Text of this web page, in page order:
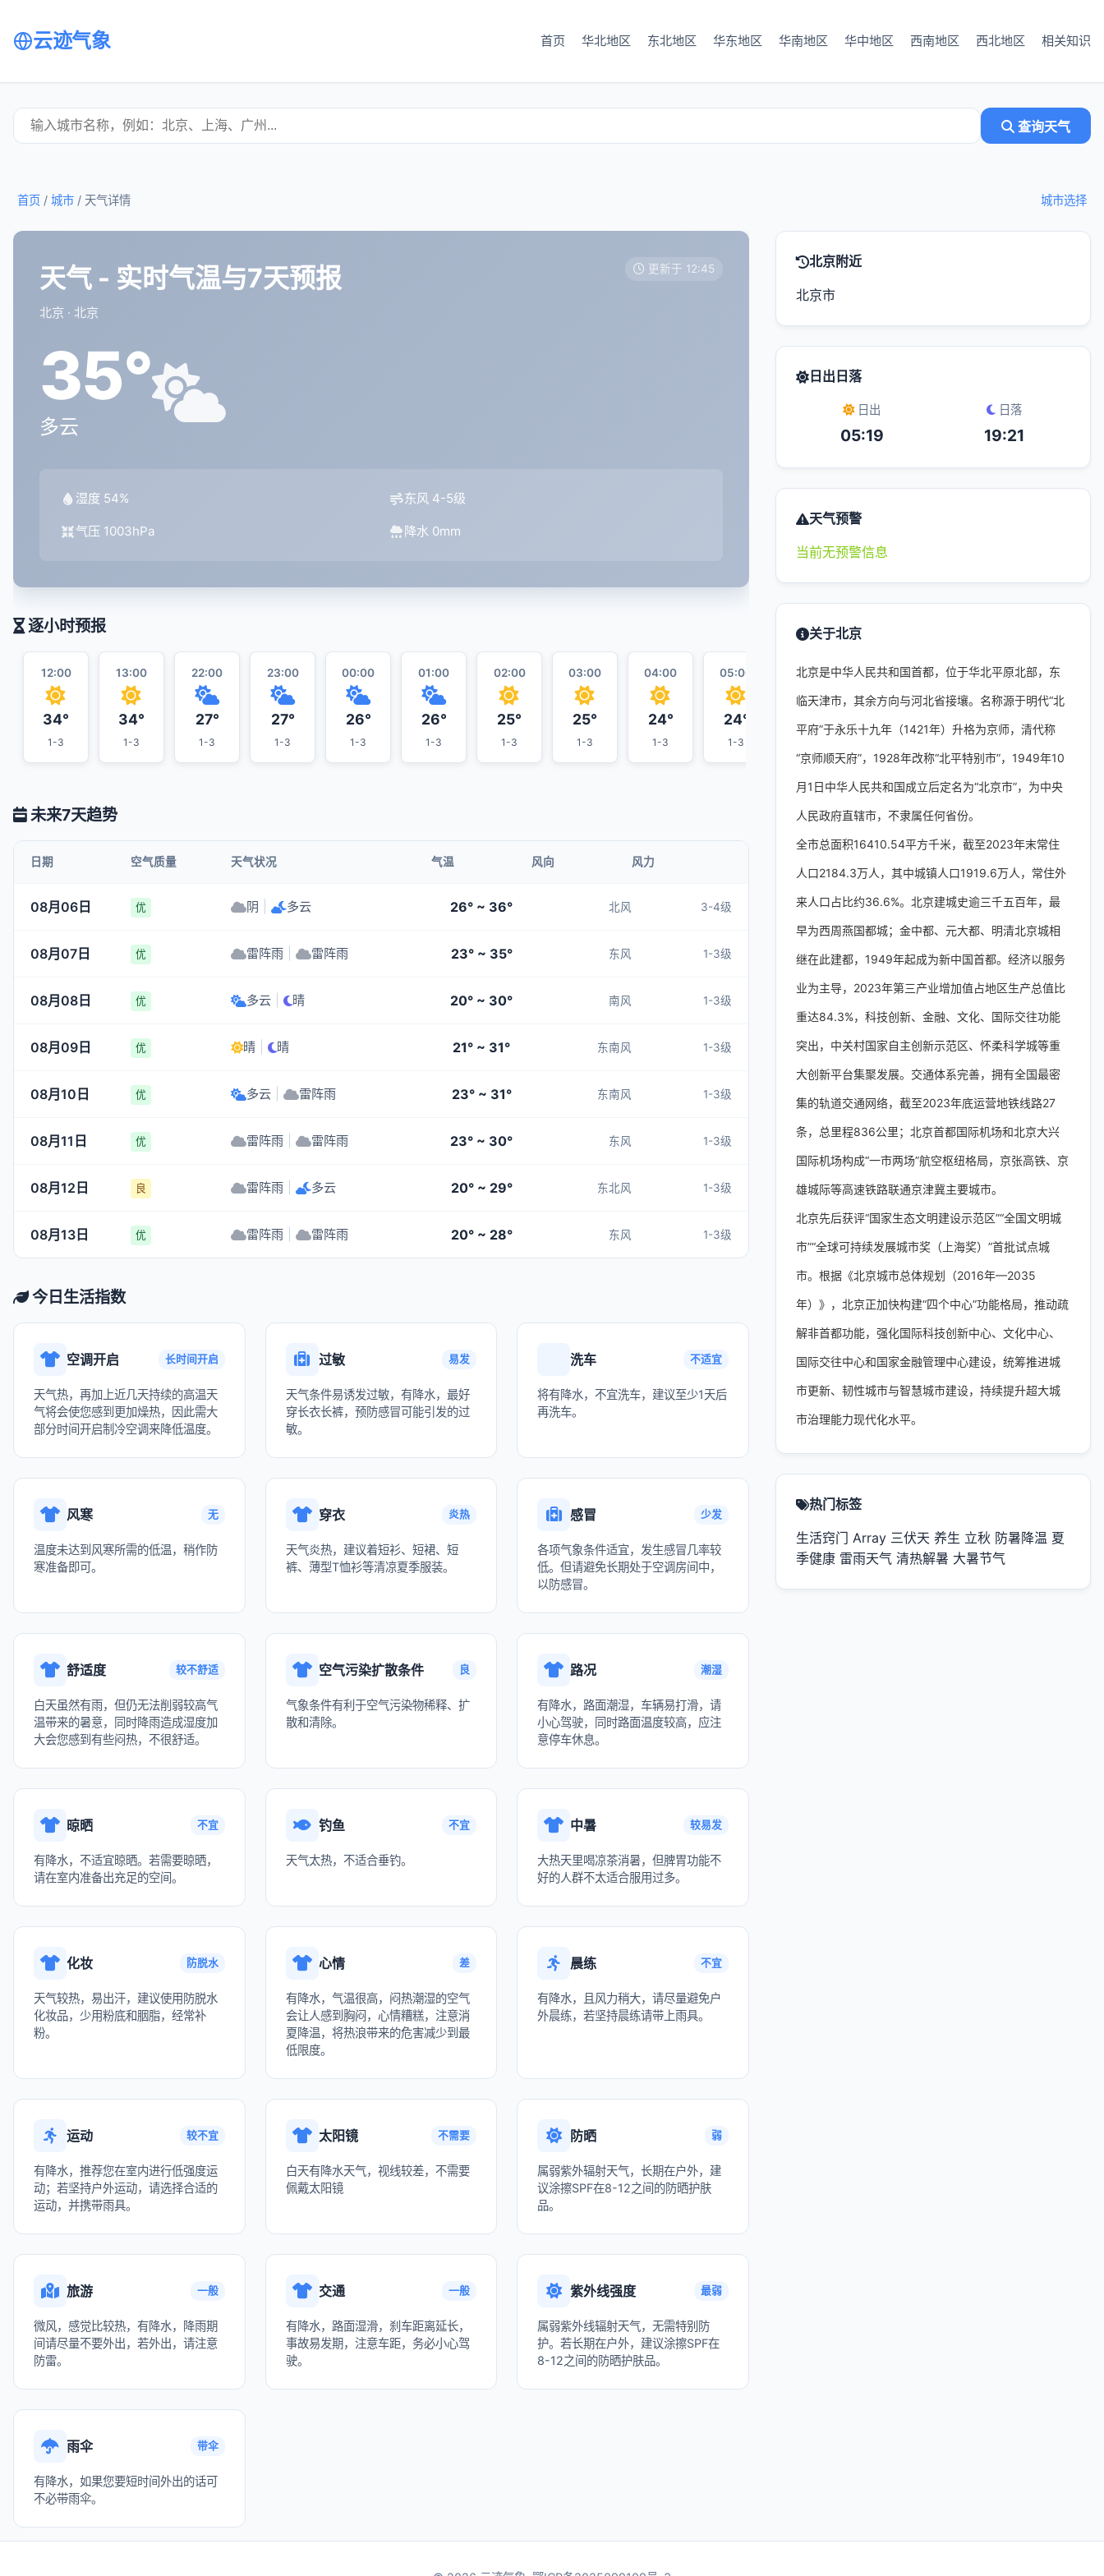
云迹气象 首页 华北地区 东北地区 华东地区 华南地区 华中地区 西南地区 西北地区 相关知识
查询天气
城市选择
首页 / 城市 / 天气详情
天气 - 实时气温与7天预报
北京 · 北京
更新于 12:45
35°
多云
湿度 54% 东风 4-5级
气压 1003hPa 降水 0mm
逐小时预报
12:00
34°
1-3
13:00
34°
1-3
22:00
27°
1-3
23:00
27°
1-3
00:00
26°
1-3
01:00
26°
1-3
02:00
25°
1-3
03:00
25°
1-3
04:00
24°
1-3
05:00
24°
1-3
06:00 07:00 14:00 08:00
未来7天趋势
日期 空气质量 天气状况 气温 风向 风力
08月06日 优 阴 多云 26° ~ 36° 北风 3-4级
08月07日 优 雷阵雨 雷阵雨 23° ~ 35° 东风 1-3级
08月08日 优 多云 晴 20° ~ 30° 南风 1-3级
08月09日 优 晴 晴 21° ~ 31° 东南风 1-3级
08月10日 优 多云 雷阵雨 23° ~ 31° 东南风 1-3级
08月11日 优 雷阵雨 雷阵雨 23° ~ 30° 东风 1-3级
08月12日 良 雷阵雨 多云 20° ~ 29° 东北风 1-3级
08月13日 优 雷阵雨 雷阵雨 20° ~ 28° 东风 1-3级
今日生活指数
空调开启 长时间开启
天气热，再加上近几天持续的高温天
气将会使您感到更加燥热，因此需大
部分时间开启制冷空调来降低温度。
过敏 易发
天气条件易诱发过敏，有降水，最好
穿长衣长裤，预防感冒可能引发的过
敏。
洗车 不适宜
将有降水，不宜洗车，建议至少1天后
再洗车。
风寒 无
温度未达到风寒所需的低温，稍作防
寒准备即可。
穿衣 炎热
天气炎热，建议着短衫、短裙、短
裤、薄型T恤衫等清凉夏季服装。
感冒 少发
各项气象条件适宜，发生感冒几率较
低。但请避免长期处于空调房间中，
以防感冒。
舒适度 较不舒适
白天虽然有雨，但仍无法削弱较高气
温带来的暑意，同时降雨造成湿度加
大会您感到有些闷热，不很舒适。
空气污染扩散条件 良
气象条件有利于空气污染物稀释、扩
散和清除。
路况 潮湿
有降水，路面潮湿，车辆易打滑，请
小心驾驶，同时路面温度较高，应注
意停车休息。
晾晒 不宜
有降水，不适宜晾晒。若需要晾晒，
请在室内准备出充足的空间。
钓鱼 不宜
天气太热，不适合垂钓。
中暑 较易发
大热天里喝凉茶消暑，但脾胃功能不
好的人群不太适合服用过多。
化妆 防脱水
天气较热，易出汗，建议使用防脱水
化妆品，少用粉底和胭脂，经常补
粉。
心情 差
有降水，气温很高，闷热潮湿的空气
会让人感到胸闷，心情糟糕，注意消
夏降温，将热浪带来的危害减少到最
低限度。
晨练 不宜
有降水，且风力稍大，请尽量避免户
外晨练，若坚持晨练请带上雨具。
运动 较不宜
有降水，推荐您在室内进行低强度运
动；若坚持户外运动，请选择合适的
运动，并携带雨具。
太阳镜 不需要
白天有降水天气，视线较差，不需要
佩戴太阳镜
防晒 弱
属弱紫外辐射天气，长期在户外，建
议涂擦SPF在8-12之间的防晒护肤
品。
旅游 一般
微风，感觉比较热，有降水，降雨期
间请尽量不要外出，若外出，请注意
防雷。
交通 一般
有降水，路面湿滑，刹车距离延长，
事故易发期，注意车距，务必小心驾
驶。
紫外线强度 最弱
属弱紫外线辐射天气，无需特别防
护。若长期在户外，建议涂擦SPF在
8-12之间的防晒护肤品。
雨伞 带伞
有降水，如果您要短时间外出的话可
不必带雨伞。
北京附近
北京市
日出日落
日出
05:19
日落
19:21
天气预警
当前无预警信息
关于北京
北京是中华人民共和国首都，位于华北平原北部，东
临天津市，其余方向与河北省接壤。名称源于明代“北
平府”于永乐十九年（1421年）升格为京师，清代称
“京师顺天府”，1928年改称“北平特别市”，1949年10
月1日中华人民共和国成立后定名为“北京市”，为中央
人民政府直辖市，不隶属任何省份。
全市总面积16410.54平方千米，截至2023年末常住
人口2184.3万人，其中城镇人口1919.6万人，常住外
来人口占比约36.6%。北京建城史逾三千五百年，最
早为西周燕国都城；金中都、元大都、明清北京城相
继在此建都，1949年起成为新中国首都。经济以服务
业为主导，2023年第三产业增加值占地区生产总值比
重达84.3%，科技创新、金融、文化、国际交往功能
突出，中关村国家自主创新示范区、怀柔科学城等重
大创新平台集聚发展。交通体系完善，拥有全国最密
集的轨道交通网络，截至2023年底运营地铁线路27
条，总里程836公里；北京首都国际机场和北京大兴
国际机场构成“一市两场”航空枢纽格局，京张高铁、京
雄城际等高速铁路联通京津冀主要城市。
北京先后获评“国家生态文明建设示范区”“全国文明城
市”“全球可持续发展城市奖（上海奖）”首批试点城
市。根据《北京城市总体规划（2016年—2035
年）》，北京正加快构建“四个中心”功能格局，推动疏
解非首都功能，强化国际科技创新中心、文化中心、
国际交往中心和国家金融管理中心建设，统筹推进城
市更新、韧性城市与智慧城市建设，持续提升超大城
市治理能力现代化水平。
热门标签
生活窍门 Array 三伏天 养生 立秋 防暑降温 夏
季健康 雷雨天气 清热解暑 大暑节气